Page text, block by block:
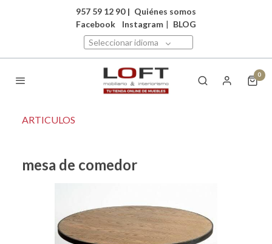
957 59 12 90 | Quiénes somos
Facebook
Instagram | BLOG
Seleccionar idioma
0
ARTICULOS
mesa de comedor